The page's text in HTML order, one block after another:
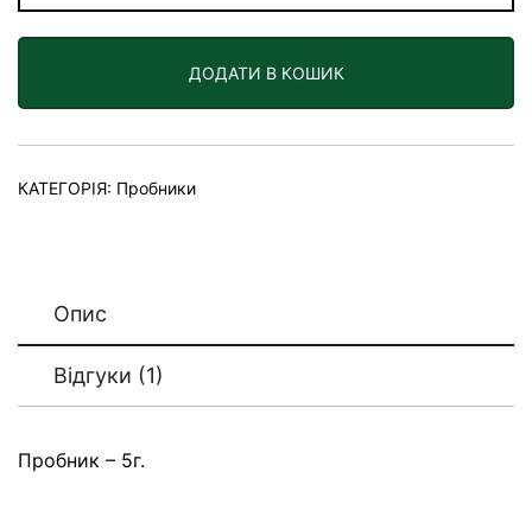
для
«Green»
кількість
ДОДАТИ В КОШИК
КАТЕГОРІЯ: Пробники
Опис
Відгуки (1)
Пробник – 5г.